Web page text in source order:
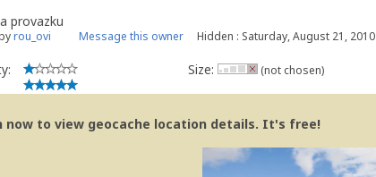
provazku
rou_ovi Message this owner Hidden : Saturday, August 21, 2010
Size: (not chosen)
now to view geocache location details. It's free!